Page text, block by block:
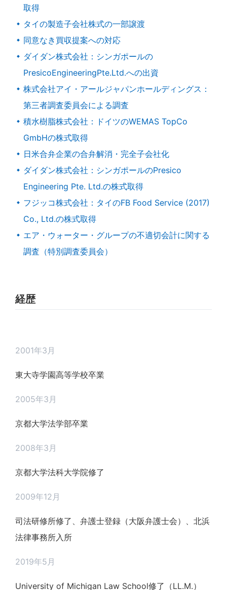
取得
タイの製造子会社株式の一部譲渡
同意なき買収提案への対応
ダイダン株式会社：シンガポールの
PresicoEngineeringPte.Ltd.への出資
株式会社アイ・アールジャパンホールディングス：
第三者調査委員会による調査
積水樹脂株式会社：ドイツのWEMAS TopCo
GmbHの株式取得
日米合弁企業の合弁解消・完全子会社化
ダイダン株式会社：シンガポールのPresico
Engineering Pte. Ltd.の株式取得
フジッコ株式会社：タイのFB Food Service (2017)
Co., Ltd.の株式取得
エア・ウォーター・グループの不適切会計に関する
調査（特別調査委員会）
経歴
2001年3月
東大寺学園高等学校卒業
2005年3月
京都大学法学部卒業
2008年3月
京都大学法科大学院修了
2009年12月
司法研修所修了、弁護士登録（大阪弁護士会）、北浜
法律事務所入所
2019年5月
University of Michigan Law School修了（LL.M.）